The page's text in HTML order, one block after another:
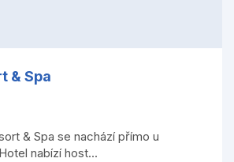
& Spa
& Spa se nachází přímo u
nabízí host...